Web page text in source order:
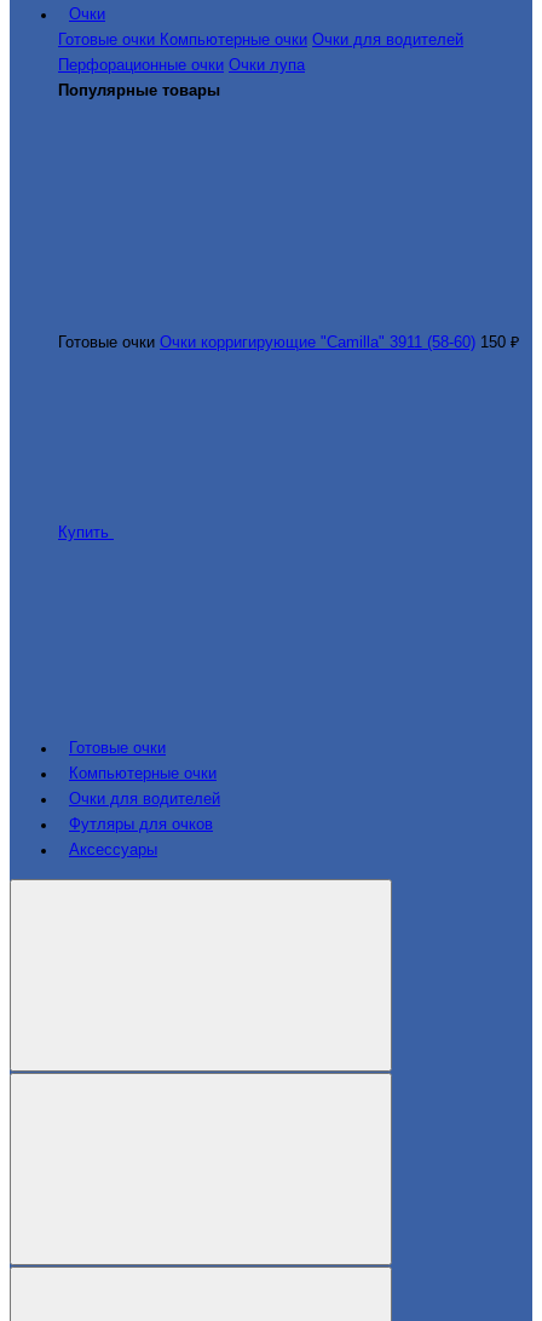
Очки
Готовые очки Компьютерные очки Очки для водителей
Перфорационные очки Очки лупа
Популярные товары
Готовые очки Очки корригирующие "Camilla" 3911 (58-60) 150 ₽
Купить
Готовые очки
Компьютерные очки
Очки для водителей
Футляры для очков
Аксессуары